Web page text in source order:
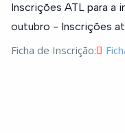
Inscrições ATL para a
outubro - Inscrições
Ficha de Inscrição: